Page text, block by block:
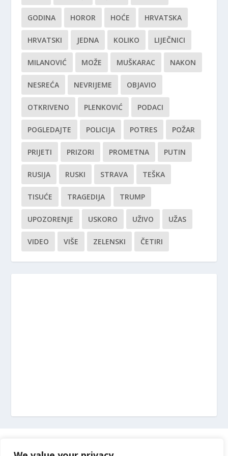
GODINA HOROR HOĆE HRVATSKA
HRVATSKI JEDNA KOLIKO LIJEČNICI
MILANOVIĆ MOŽE MUŠKARAC NAKON
NESREĆA NEVRIJEME OBJAVIO
OTKRIVENO PLENKOVIĆ PODACI
POGLEDAJTE POLICIJA POTRES POŽAR
PRIJETI PRIZORI PROMETNA PUTIN
RUSIJA RUSKI STRAVA TEŠKA
TISUĆE TRAGEDIJA TRUMP
UPOZORENJE USKORO UŽIVO UŽAS
VIDEO VIŠE ZELENSKI ČETIRI